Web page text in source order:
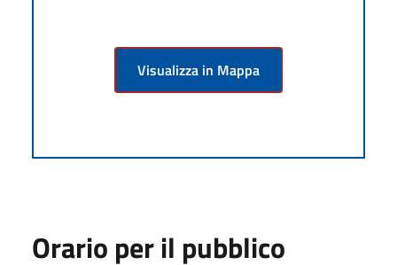
Visualizza in Mappa
Orario per il pubblico